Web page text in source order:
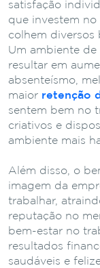
satisfação
que investem
colhem diversos
Um ambiente
resultar em
absenteísmo,
maior retenção
sentem bem no
criativos e
ambiente mais
Além disso, o
imagem da
trabalhar,
reputação no
bem-estar no
resultados
saudáveis e